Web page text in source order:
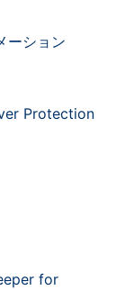
ーション
Protection
for